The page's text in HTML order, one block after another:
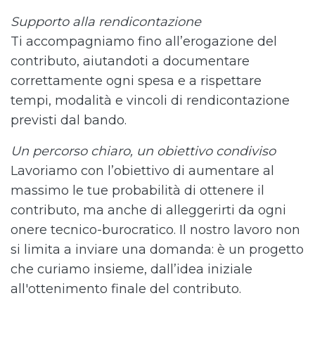
Supporto alla rendicontazione
Ti accompagniamo fino all’erogazione del
contributo, aiutandoti a documentare
correttamente ogni spesa e a rispettare
tempi, modalità e vincoli di rendicontazione
previsti dal bando.
Un percorso chiaro, un obiettivo condiviso
Lavoriamo con l’obiettivo di aumentare al
massimo le tue probabilità di ottenere il
contributo, ma anche di alleggerirti da ogni
onere tecnico-burocratico. Il nostro lavoro non
si limita a inviare una domanda: è un progetto
che curiamo insieme, dall’idea iniziale
all'ottenimento finale del contributo.